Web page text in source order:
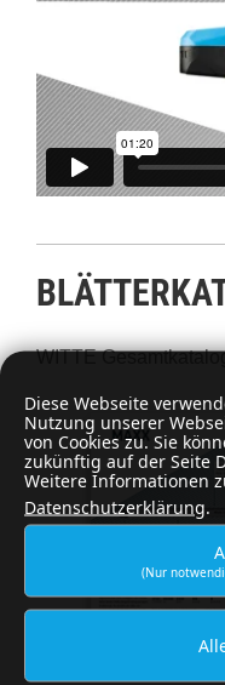
WITTE
Diese Webseite
Nutzung unserer
von Cookies zu. Sie
zukünftig auf der Seite
Weitere Informationen
Datenschutzerklärung.
(Nur